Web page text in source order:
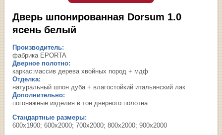
Дверь шпонированная Dorsum 1.0
ясень белый
Производитель:
фабрика EPORTA
Дверное полотно:
каркас:массив дерева хвойных пород + мдф
Отделка:
натуральный шпон дуба + влагостойкий итальянский лак
Дополнительно:
погонажные изделия в тон дверного полотна
Стандартные размеры:
600х1900; 600х2000; 700х2000; 800х2000; 900х2000